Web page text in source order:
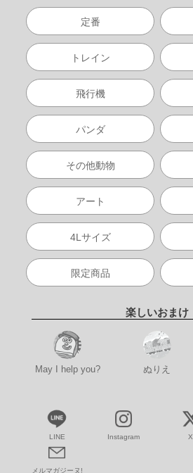
定番
トレイン
飛行機
パンダ
その他動物
アート
4Lサイズ
限定商品
楽しいおまけ
May I help you? ぬりえ
LINE Instagram X
メルマガジーヌ!